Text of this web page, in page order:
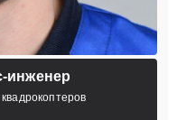
инженер